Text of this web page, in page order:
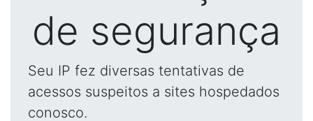
de segurança
Seu IP fez diversas tentativas de
acessos suspeitos a sites hospedados
conosco.